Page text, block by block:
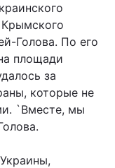
Голова. По его
площади
за
которые не
`Вместе, мы